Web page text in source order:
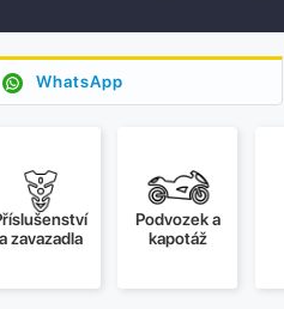
WhatsApp
a zavazadla
Podvozek a
kapotáž